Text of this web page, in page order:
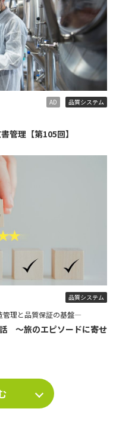
AD 品質システム
管理【第105回】
品質システム
管理と品質保証の基盤―
～旅のエピソードに寄せ